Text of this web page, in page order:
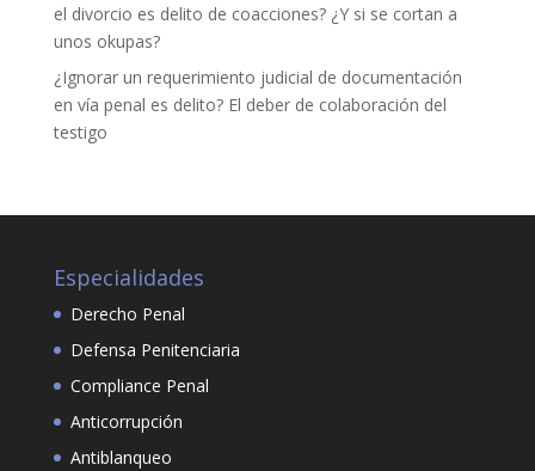
el divorcio es delito de coacciones? ¿Y si se cortan a
unos okupas?
¿Ignorar un requerimiento judicial de documentación
en vía penal es delito? El deber de colaboración del
testigo
Especialidades
Derecho Penal
Defensa Penitenciaria
Compliance Penal
Anticorrupción
Antiblanqueo